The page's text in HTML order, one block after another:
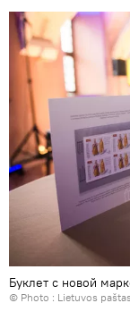
Буклет с новой
© Photo : Lietuvos paštas